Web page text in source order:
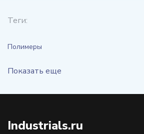
Теги:
Полимеры
Показать еще
Industrials.ru